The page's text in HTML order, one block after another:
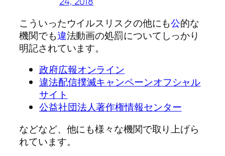
こういったウイルスリスクの他にも公的な
機関でも違法動画の処罰についてしっかり
明記されています。
政府広報オンライン
違法配信撲滅キャンペーンオフシャル
サイト
公益社団法人著作権情報センター
などなど、他にも様々な機関で取り上げら
れています。